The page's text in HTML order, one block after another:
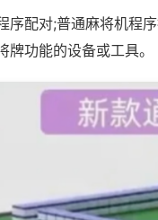
序配对;普通麻将机程
牌功能的设备或工具。